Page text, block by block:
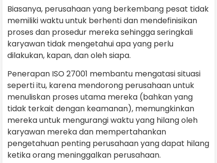
Biasanya, perusahaan yang berkembang pesat tidak
memiliki waktu untuk berhenti dan mendefinisikan
proses dan prosedur mereka sehingga seringkali
karyawan tidak mengetahui apa yang perlu
dilakukan, kapan, dan oleh siapa.
Penerapan ISO 27001 membantu mengatasi situasi
seperti itu, karena mendorong perusahaan untuk
menuliskan proses utama mereka (bahkan yang
tidak terkait dengan keamanan), memungkinkan
mereka untuk mengurangi waktu yang hilang oleh
karyawan mereka dan mempertahankan
pengetahuan penting perusahaan yang dapat hilang
ketika orang meninggalkan perusahaan.